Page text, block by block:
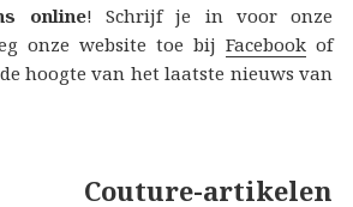
online! Schrijf je in voor onze
onze website toe bijFacebook of
hoogte van het laatste nieuws van
artikelen